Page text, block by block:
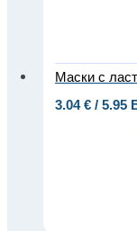
Маски с
3.04€ / 5.95